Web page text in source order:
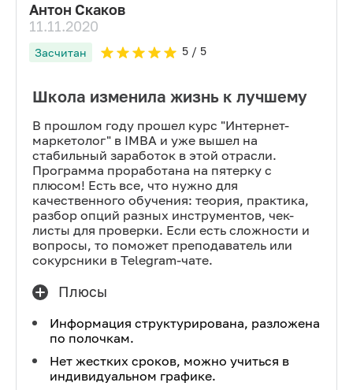
Антон Скаков
11.11.2020
Засчитан 5/ 5
Школа изменила жизнь к лучшему
В прошлом году прошел курс "Интернет-
маркетолог" в IMBA и уже вышел на
стабильный заработок в этой отрасли.
Программа проработана на пятерку с
плюсом! Есть все, что нужно для
качественного обучения: теория, практика,
разбор опций разных инструментов, чек-
листы для проверки. Если есть сложности и
вопросы, то поможет преподаватель или
сокурсники в Telegram-чате.
Плюсы
Информация структурирована, разложена
по полочкам.
Нет жестких сроков, можно учиться в
индивидуальном графике.